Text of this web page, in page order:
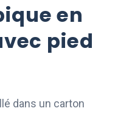
en
pied
dans un carton